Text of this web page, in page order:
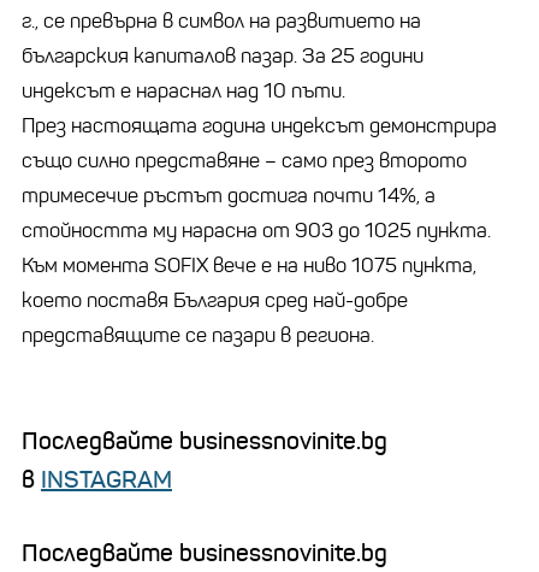
г., се превърна в символ на развитието на
българския капиталов пазар. За 25 години
индексът е нараснал над 10 пъти.
През настоящата година индексът демонстрира
също силно представяне – само през второто
тримесечие ръстът достига почти 14%, а
стойността му нарасна от 903 до 1025 пункта.
Към момента SOFIX вече е на ниво 1075 пункта,
което поставя България сред най-добре
представящите се пазари в региона.
Последвайте businessnovinite.bg
в INSTAGRAM
Последвайте businessnovinite.bg